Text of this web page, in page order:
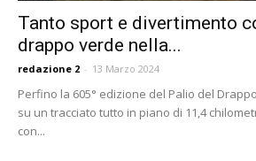
Tanto sport e divertimento
drappo verde nella...
redazione 2 - 13 Marzo 2024
Perfino la 605° edizione del Palio del
su un tracciato tutto in piano di 11,4
con...